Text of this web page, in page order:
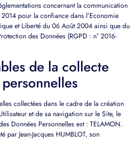
concernant la communication
pour la confiance dans l’Economie
et Liberté du 06 Août 2004 ainsi que du
des Données (RGPD : n° 2016-
de la collecte
collectées dans le cadre de la création
et de sa navigation sur le Site, le
Données Personnelles est : TELAMON.
par Jean-Jacques HUMBLOT, son